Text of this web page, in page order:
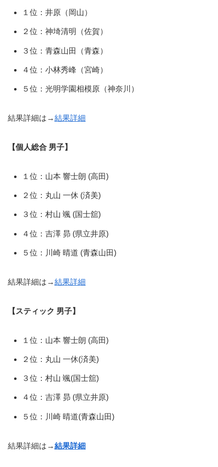
１位：井原（岡山）
２位：神埼清明（佐賀）
３位：青森山田（青森）
４位：小林秀峰（宮崎）
５位：光明学園相模原（神奈川）
結果詳細は→結果詳細
【個人総合 男子】
１位：山本 響士朗 (高田)
２位：丸山 一休 (済美)
３位：村山 颯 (国士舘)
４位：吉澤 昴 (県立井原)
５位：川崎 晴道 (青森山田)
結果詳細は→結果詳細
【スティック 男子】
１位：⼭本 響⼠朗 (高田)
２位：丸⼭ ⼀休(済美)
３位：村⼭ 颯(国士舘)
４位：吉澤 昴 (県立井原)
５位：川崎 晴道(青森山田)
結果詳細は→結果詳細